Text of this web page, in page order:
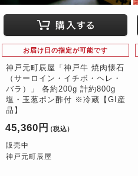
お届け日の指定が可能です
神戸元町辰屋「神戸牛 焼肉懐石
（サーロイン・イチボ・ヘレ・
バラ）」 各約200g 計約800g
塩・玉葱ポン酢付 ※冷蔵【GI産
品】
45,360円 （税込）
販売中
神戸元町辰屋